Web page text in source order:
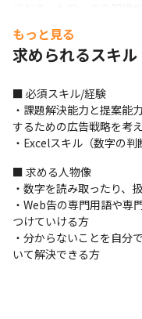
・法人や店舗などのエン
他のオファーと調整しつ
こちらは行動量ときめ細
＜業務の進め方＞
・対面以外のメインのコ
・月間数億PVを誇る自社
とができます
・メディア内で収集可能
効果を高めることができま
・集客力のある新たなメ
ンです
もっと見る
求められるスキ
■ 必須スキル/経験
・課題解決能力と提案能
するための広告戦略を考
・Excelスキル（数字の判
■ 求める人物像
・数字を読み取ったり、
・Web告の専門用語や専
つけていける方
・分からないことを自分
いて解決できる方